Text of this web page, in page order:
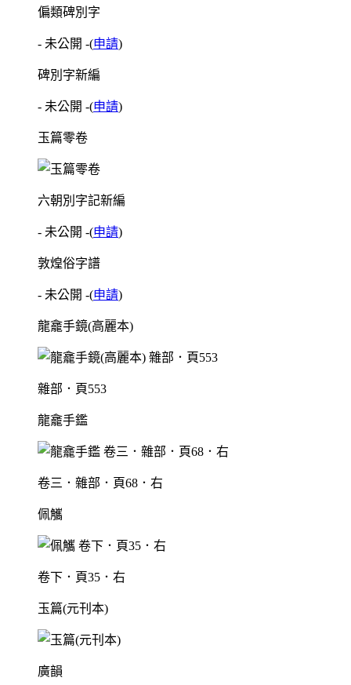
偏類碑別字
- 未公開 -(申請)
碑別字新編
- 未公開 -(申請)
玉篇零卷
六朝別字記新編
- 未公開 -(申請)
敦煌俗字譜
- 未公開 -(申請)
龍龕手鏡(高麗本)
雜部．頁553
龍龕手鑑
卷三．雜部．頁68．右
佩觿
卷下．頁35．右
玉篇(元刊本)
廣韻